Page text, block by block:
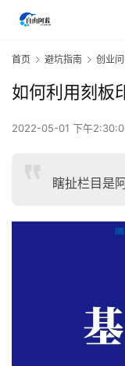
首页 避坑指南 创业
如何利用刻板
2022-05-01 下午
瞎扯栏目是